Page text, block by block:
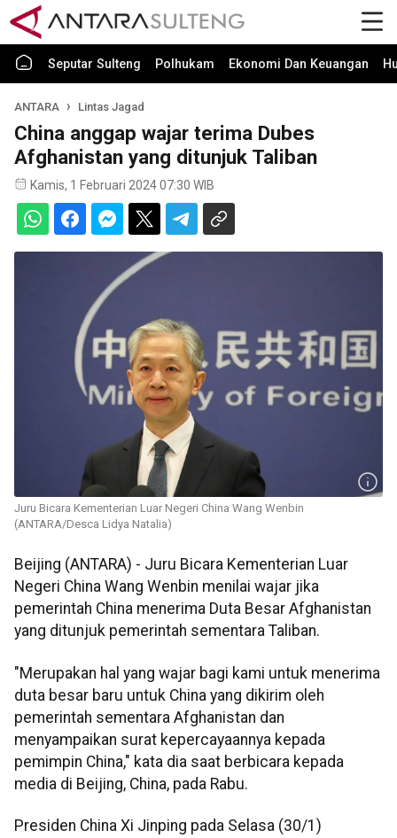
Seputar Sulteng Polhukam Ekonomi Dan Keuangan
ANTARA Lintas Jagad
China anggap wajar terima Dubes
Afghanistan yang ditunjuk Taliban
Kamis, 1 Februari 2024 07:30 WIB
Juru Bicara Kementerian Luar Negeri China Wang Wenbin
(ANTARA/Desca Lidya Natalia)
Beijing (ANTARA) - Juru Bicara Kementerian Luar
Negeri China Wang Wenbin menilai wajar jika
pemerintah China menerima Duta Besar Afghanistan
yang ditunjuk pemerintah sementara Taliban.
"Merupakan hal yang wajar bagi kami untuk menerima
duta besar baru untuk China yang dikirim oleh
pemerintah sementara Afghanistan dan
menyampaikan surat kepercayaannya kepada
pemimpin China," kata dia saat berbicara kepada
media di Beijing, China, pada Rabu.
Presiden China Xi Jinping pada Selasa (30/1)